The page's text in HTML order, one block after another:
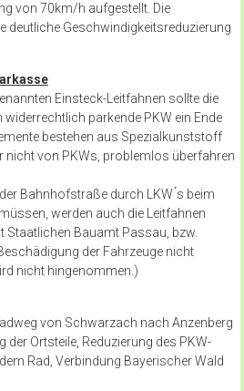
von 70km/h aufgestellt. Die
deutliche Geschwindigkeitsreduzierung
Einsteck-Leitfahnen sollte die
parkende PKW ein Ende
bestehen aus Spezialkunststoff
nicht von PKWs, problemlos überfahren
Bahnhofstraße durch LKW ́s beim
werden auch die Leitfahnen
Staatlichen Bauamt Passau, bzw.
der Fahrzeuge nicht
nicht hingenommen.)
von Schwarzach nach Anzenberg
der Ortsteile, Reduzierung des PKW-
Rad, Verbindung Bayerischer Wald